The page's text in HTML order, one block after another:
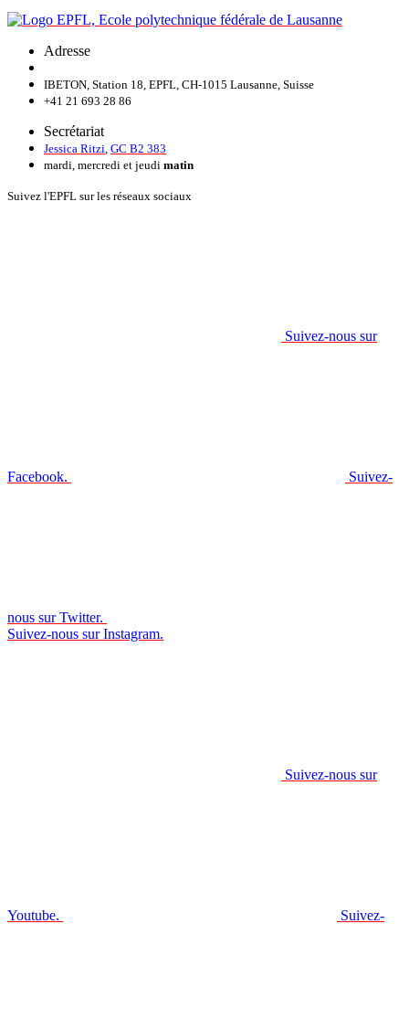
Adresse
IBETON, Station 18, EPFL, CH-1015 Lausanne, Suisse
+41 21 693 28 86
Secrétariat
Jessica Ritzi GC B2 383
mardi, mercredi et jeudi matin
Suivez l'EPFL sur les réseaux sociaux
Suivez-nous sur
Facebook. Suivez-
nous sur Twitter.
Suivez-nous sur Instagram.
Suivez-nous sur
Youtube. Suivez-